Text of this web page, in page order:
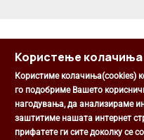
Михаил
Користење колачиња
Користиме колачиња(cookies)
го подобриме Вашето
нагодувања, да анализираме
заштитиме нашата интернет
прифатете ги сите доколку се